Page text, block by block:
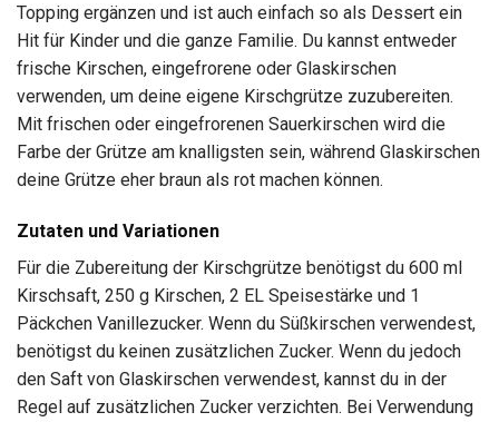
Topping ergänzen und ist auch einfach so als Dessert ein
Hit für Kinder und die ganze Familie. Du kannst entweder
frische Kirschen, eingefrorene oder Glaskirschen
verwenden, um deine eigene Kirschgrütze zuzubereiten.
Mit frischen oder eingefrorenen Sauerkirschen wird die
Farbe der Grütze am knalligsten sein, während Glaskirschen
deine Grütze eher braun als rot machen können.
Zutaten und Variationen
Für die Zubereitung der Kirschgrütze benötigst du 600 ml
Kirschsaft, 250 g Kirschen, 2 EL Speisestärke und 1
Päckchen Vanillezucker. Wenn du Süßkirschen verwendest,
benötigst du keinen zusätzlichen Zucker. Wenn du jedoch
den Saft von Glaskirschen verwendest, kannst du in der
Regel auf zusätzlichen Zucker verzichten. Bei Verwendung